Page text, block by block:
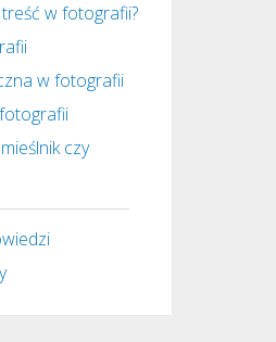
w fotografii?
w fotografii
czy